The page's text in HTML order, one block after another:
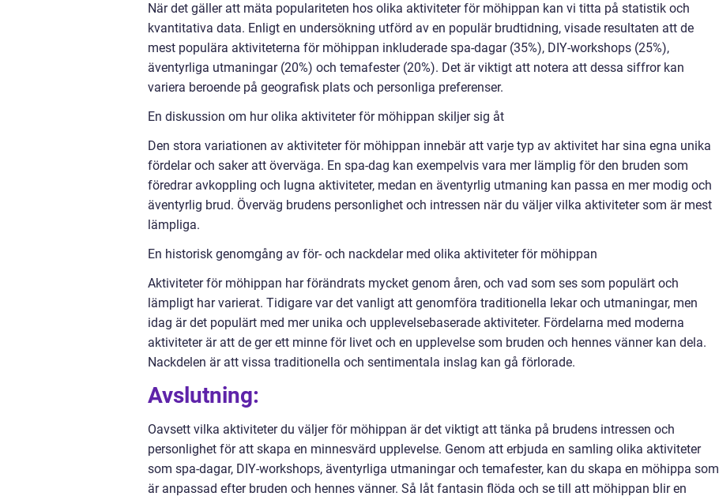
När det gäller att mäta populariteten hos olika aktiviteter för möhippan kan vi titta på statistik och
kvantitativa data. Enligt en undersökning utförd av en populär brudtidning, visade resultaten att de
mest populära aktiviteterna för möhippan inkluderade spa-dagar (35%), DIY-workshops (25%),
äventyrliga utmaningar (20%) och temafester (20%). Det är viktigt att notera att dessa siffror kan
variera beroende på geografisk plats och personliga preferenser.
En diskussion om hur olika aktiviteter för möhippan skiljer sig åt
Den stora variationen av aktiviteter för möhippan innebär att varje typ av aktivitet har sina egna unika
fördelar och saker att överväga. En spa-dag kan exempelvis vara mer lämplig för den bruden som
föredrar avkoppling och lugna aktiviteter, medan en äventyrlig utmaning kan passa en mer modig och
äventyrlig brud. Överväg brudens personlighet och intressen när du väljer vilka aktiviteter som är mest
lämpliga.
En historisk genomgång av för- och nackdelar med olika aktiviteter för möhippan
Aktiviteter för möhippan har förändrats mycket genom åren, och vad som ses som populärt och
lämpligt har varierat. Tidigare var det vanligt att genomföra traditionella lekar och utmaningar, men
idag är det populärt med mer unika och upplevelsebaserade aktiviteter. Fördelarna med moderna
aktiviteter är att de ger ett minne för livet och en upplevelse som bruden och hennes vänner kan dela.
Nackdelen är att vissa traditionella och sentimentala inslag kan gå förlorade.
Avslutning:
Oavsett vilka aktiviteter du väljer för möhippan är det viktigt att tänka på brudens intressen och
personlighet för att skapa en minnesvärd upplevelse. Genom att erbjuda en samling olika aktiviteter
som spa-dagar, DIY-workshops, äventyrliga utmaningar och temafester, kan du skapa en möhippa som
är anpassad efter bruden och hennes vänner. Så låt fantasin flöda och se till att möhippan blir en